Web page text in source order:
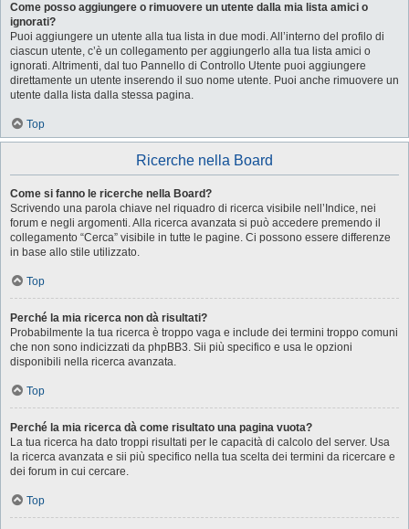
Come posso aggiungere o rimuovere un utente dalla mia lista amici o
ignorati?
Puoi aggiungere un utente alla tua lista in due modi. All’interno del profilo di
ciascun utente, c’è un collegamento per aggiungerlo alla tua lista amici o
ignorati. Altrimenti, dal tuo Pannello di Controllo Utente puoi aggiungere
direttamente un utente inserendo il suo nome utente. Puoi anche rimuovere un
utente dalla lista dalla stessa pagina.
Top
Ricerche nella Board
Come si fanno le ricerche nella Board?
Scrivendo una parola chiave nel riquadro di ricerca visibile nell’Indice, nei
forum e negli argomenti. Alla ricerca avanzata si può accedere premendo il
collegamento “Cerca” visibile in tutte le pagine. Ci possono essere differenze
in base allo stile utilizzato.
Top
Perché la mia ricerca non dà risultati?
Probabilmente la tua ricerca è troppo vaga e include dei termini troppo comuni
che non sono indicizzati da phpBB3. Sii più specifico e usa le opzioni
disponibili nella ricerca avanzata.
Top
Perché la mia ricerca dà come risultato una pagina vuota?
La tua ricerca ha dato troppi risultati per le capacità di calcolo del server. Usa
la ricerca avanzata e sii più specifico nella tua scelta dei termini da ricercare e
dei forum in cui cercare.
Top